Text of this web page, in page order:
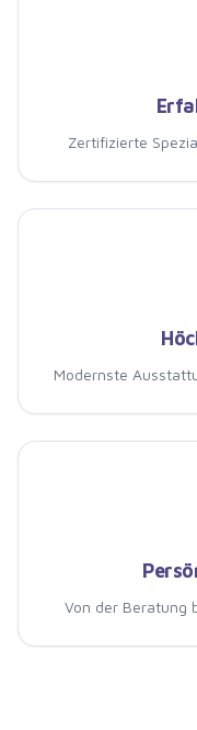
Zertifizierte
Modernste
Von der Beratung